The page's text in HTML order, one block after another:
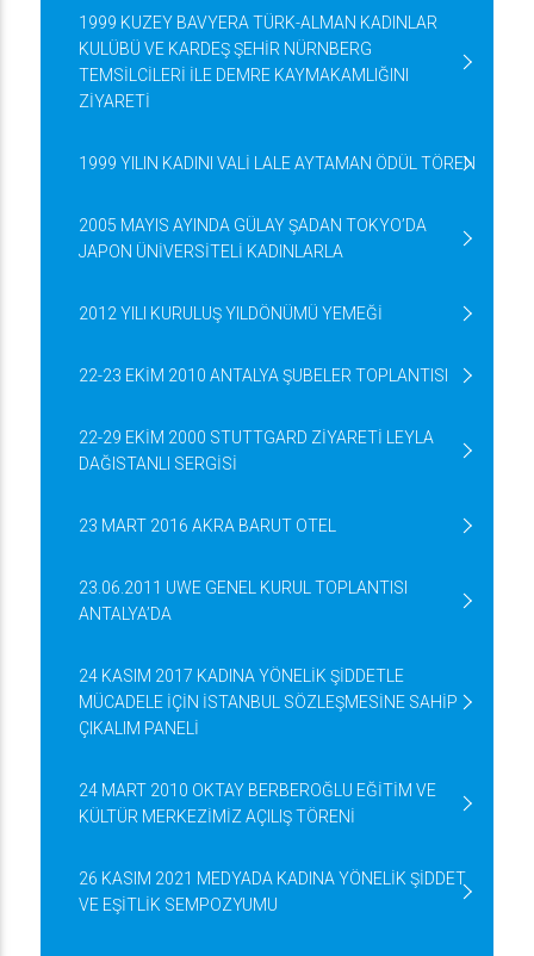
1999 KUZEY BAVYERA TÜRK-ALMAN KADINLAR
KULÜBÜ VE KARDEŞ ŞEHİR NÜRNBERG
TEMSİLCİLERİ İLE DEMRE KAYMAKAMLIĞINI
ZİYARETİ
1999 YILIN KADINI VALİ LALE AYTAMAN ÖDÜL TÖREN
2005 MAYIS AYINDA GÜLAY ŞADAN TOKYO’DA
JAPON ÜNİVERSİTELİ KADINLARLA
2012 YILI KURULUŞ YILDÖNÜMÜ YEMEĞİ
22-23 EKİM 2010 ANTALYA ŞUBELER TOPLANTISI
22-29 EKİM 2000 STUTTGARD ZİYARETİ LEYLA
DAĞISTANLI SERGİSİ
23 MART 2016 AKRA BARUT OTEL
23.06.2011 UWE GENEL KURUL TOPLANTISI
ANTALYA’DA
24 KASIM 2017 KADINA YÖNELİK ŞİDDETLE
MÜCADELE İÇİN İSTANBUL SÖZLEŞMESİNE SAHİP
ÇIKALIM PANELİ
24 MART 2010 OKTAY BERBEROĞLU EĞİTİM VE
KÜLTÜR MERKEZİMİZ AÇILIŞ TÖRENİ
26 KASIM 2021 MEDYADA KADINA YÖNELİK ŞİDDET
VE EŞİTLİK SEMPOZYUMU